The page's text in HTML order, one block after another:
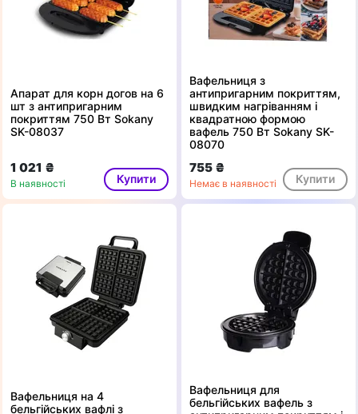
Апарат для корн догов на 6
шт з антипригарним
покриттям 750 Вт Sokany
SK-08037
1 021 ₴
В наявності Купити
Вафельниця з
антипригарним покриттям,
швидким нагріванням і
квадратною формою
вафель 750 Вт Sokany SK-
08070
755 ₴
Немає в наявності Купити
Вафельниця на 4
бельгійських вафлі з
Вафельниця для
бельгійських вафель з